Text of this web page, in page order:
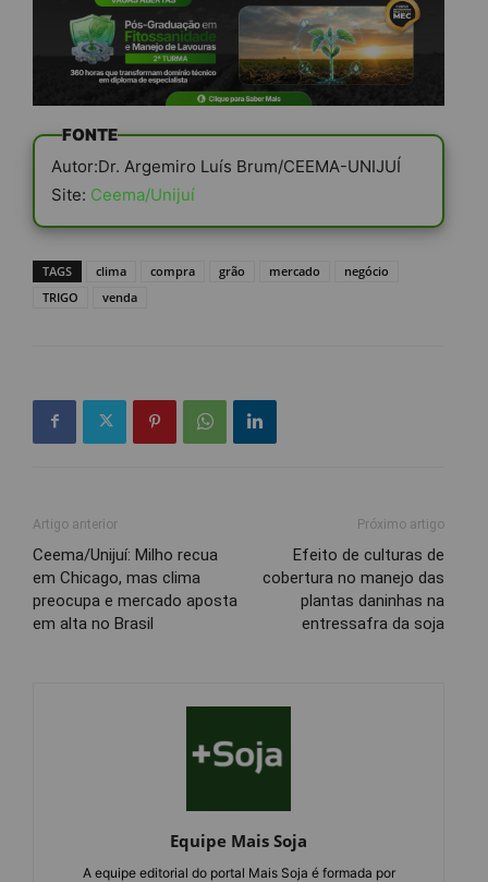
FONTE
Autor:Dr. Argemiro Luís Brum/CEEMA-UNIJUÍ
Site: Ceema/Unijuí
TAGS clima compra grão mercado
negócio
TRIGO
venda
Artigo anterior
Ceema/Unijuí: Milho recua
em Chicago, mas clima
preocupa e mercado aposta
em alta no Brasil
Próximo artigo
Efeito de culturas de
cobertura no manejo das
plantas daninhas na
entressafra da soja
Equipe Mais Soja
A equipe editorial do portal Mais Soja é formada por